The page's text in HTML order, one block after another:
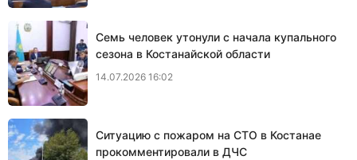
Семь человек утонули с начала купального
сезона в Костанайской области
14.07.2026 16:02
Ситуацию с пожаром на СТО в Костанае
прокомментировали в ДЧС